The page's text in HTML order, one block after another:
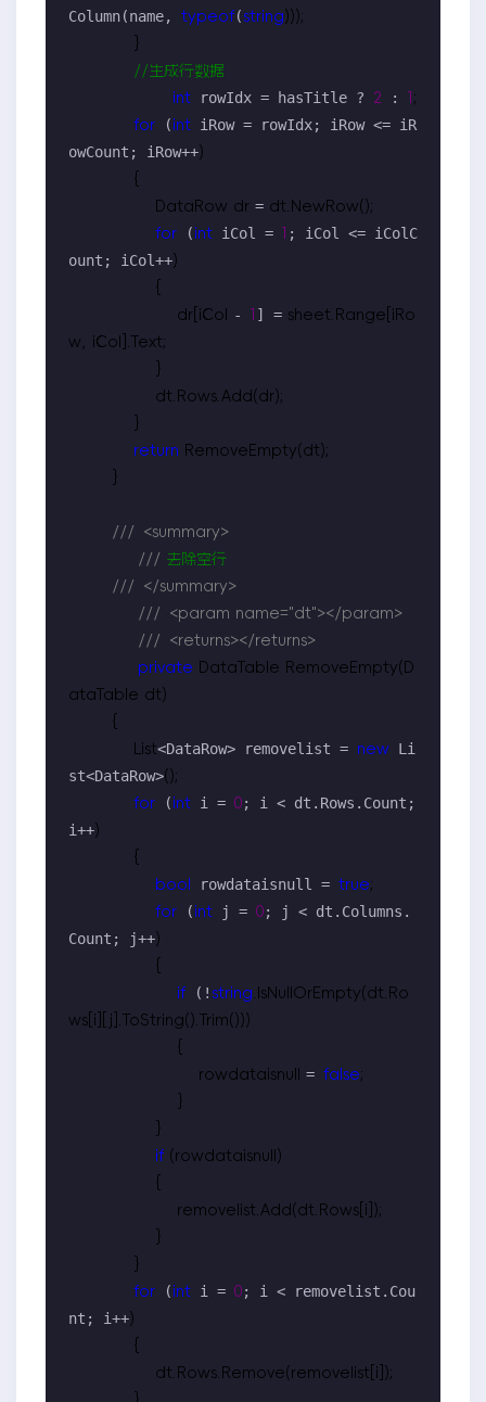
Column(name, typeof (string )));
// 生成行数据
int rowIdx = hasTitle ? 2 :
;
for ( int iRow = rowIdx; iRow <= iR
owCount; iRow++)
                DataRow dr
= dt.NewRow();
for ( int iCol =
; iCol <= iColC
ount; iCol++)
                    dr[iCol
- ] = sheet.Range[iRo
w, iCol].Text;
return RemoveEmpty(dt);
///
<summary>
/// 去除空行
///
</summary>
///
<param name="dt"></param>
///
<returns></returns>
private DataTable RemoveEmpty(D
ataTable dt)
            List
<DataRow> removelist = new Li
st<DataRow>();
for ( int i = 0 ; i < dt.Rows.Count;
i++)
bool
rowdataisnull = true;
for ( int j = 0 ; j < dt.Columns.
Count; j++)
if (! string .IsNullOrEmpty(dt.Ro
ws[i][j].ToString().Trim()))
                        rowdataisnull
= false;
if (rowdataisnull)
for ( int i = 0 ; i < removelist.Cou
nt; i++)